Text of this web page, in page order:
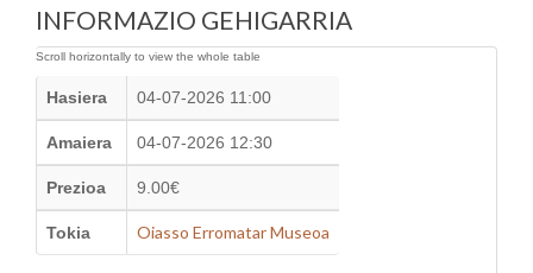
INFORMAZIO GEHIGARRIA
Hasiera 04-07-2026 11:00
Amaiera 04-07-2026 12:30
Prezioa 9.00€
Tokia Oiasso Erromatar Museoa